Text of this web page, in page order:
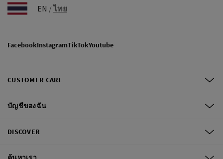
EN /ไทย
FacebookInstagramTikTokYoutube
CUSTOMER CARE
บัญชีของฉัน
DISCOVER